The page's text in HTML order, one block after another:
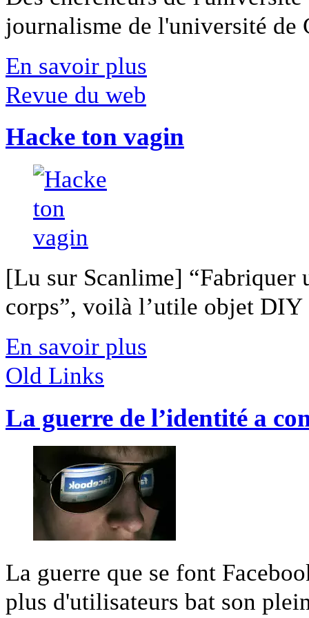
journalisme de l'université
En savoir plus
Revue du web
Hacke ton vagin
[Lu sur Scanlime] “Fabriquer
corps”, voilà l’utile objet
En savoir plus
Old Links
La guerre de l’identité a
La guerre que se font
plus d'utilisateurs bat son